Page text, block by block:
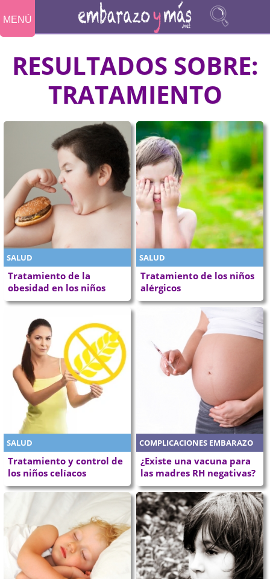
MENÚ
RESULTADOS SOBRE:
TRATAMIENTO
SALUD
Tratamiento de la
obesidad en los niños
SALUD
Tratamiento de los niños
alérgicos
SALUD
Tratamiento y control de
los niños celíacos
COMPLICACIONES EMBARAZO
¿Existe una vacuna para
las madres RH negativas?